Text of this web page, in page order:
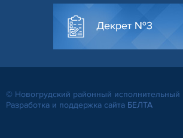
Декрет №3
© Новогрудский районный исполнительный
Разработка и поддержка сайта БЕЛТА